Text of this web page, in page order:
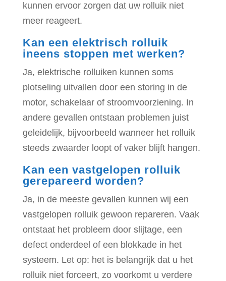
kunnen ervoor zorgen dat uw rolluik niet
meer reageert.
Kan een elektrisch rolluik
ineens stoppen met werken?
Ja, elektrische rolluiken kunnen soms
plotseling uitvallen door een storing in de
motor, schakelaar of stroomvoorziening. In
andere gevallen ontstaan problemen juist
geleidelijk, bijvoorbeeld wanneer het rolluik
steeds zwaarder loopt of vaker blijft hangen.
Kan een vastgelopen rolluik
gerepareerd worden?
Ja, in de meeste gevallen kunnen wij een
vastgelopen rolluik gewoon repareren. Vaak
ontstaat het probleem door slijtage, een
defect onderdeel of een blokkade in het
systeem. Let op: het is belangrijk dat u het
rolluik niet forceert, zo voorkomt u verdere